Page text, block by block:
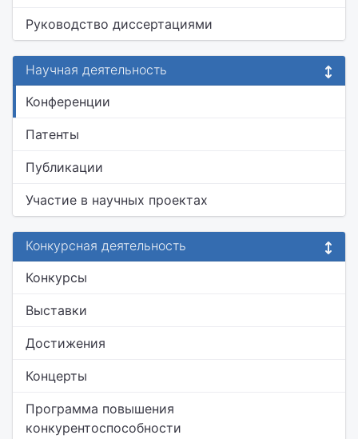
Руководство диссертациями
Научная деятельность
Конференции
Патенты
Публикации
Участие в научных проектах
Конкурсная деятельность
Конкурсы
Выставки
Достижения
Концерты
Программа повышения
конкурентоспособности